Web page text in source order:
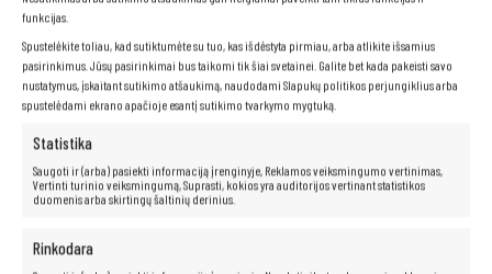
funkcijas.
Spustelėkite toliau, kad sutiktumėte su tuo, kas išdėstyta pirmiau, arba atlikite išsamius
pasirinkimus. Jūsų pasirinkimai bus taikomi tik šiai svetainei. Galite bet kada pakeisti savo
nustatymus, įskaitant sutikimo atšaukimą, naudodami Slapukų politikos perjungiklius arba
spustelėdami ekrano apačioje esantį sutikimo tvarkymo mygtuką.
Statistika
Saugoti ir (arba) pasiekti informaciją įrenginyje, Reklamos veiksmingumo vertinimas,
Vertinti turinio veiksmingumą, Suprasti, kokios yra auditorijos vertinant statistikos
duomenis arba skirtingų šaltinių derinius.
Rinkodara